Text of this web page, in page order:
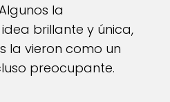
la
brillante y única,
la vieron como un
preocupante.